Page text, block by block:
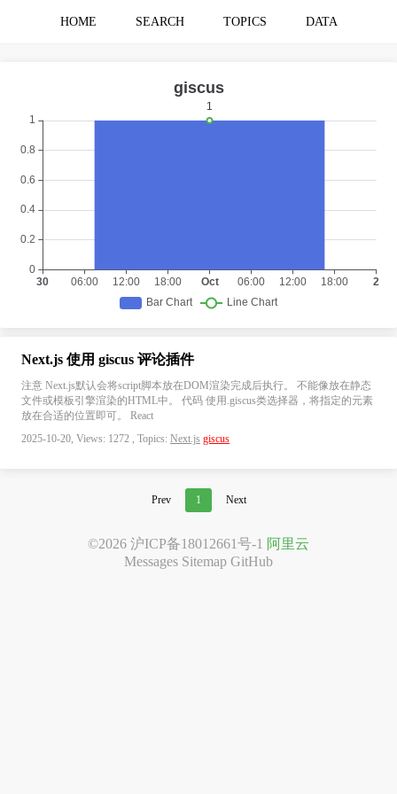
HOME SEARCH TOPICS DATA
Next.js 使用 giscus 评论插件
注意 Next.js默认会将script脚本放在DOM渲染完成后执行。 不能像放在静态
文件或模板引擎渲染的HTML中。 代码 使用.giscus类选择器，将指定的元素
放在合适的位置即可。 React
2025-10-20, Views: 1272 , Topics: Next.js giscus
Prev 1 Next
©2026 沪ICP备18012661号-1 阿里云
Messages Sitemap GitHub